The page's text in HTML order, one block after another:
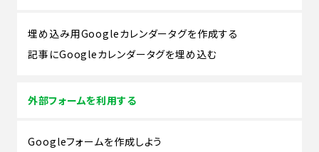
埋め込み用Googleカレンダータグを作成する
記事にGoogleカレンダータグを埋め込む
外部フォームを利用する
Googleフォームを作成しよう